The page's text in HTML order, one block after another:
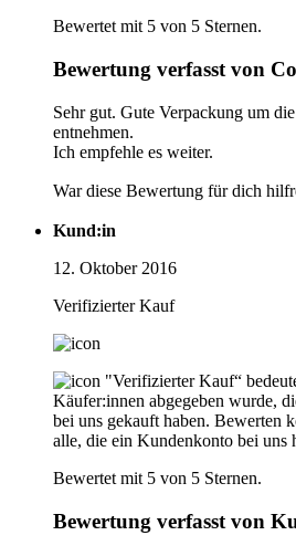
Bewertet mit 5 von 5 Sternen.
Bewertung verfasst von
Sehr gut. Gute Verpackung um
entnehmen.
Ich empfehle es weiter.
War diese Bewertung für dich
Kund:in
12. Oktober 2016
Verifizierter Kauf
"Verifizierter Kauf“
Käufer:innen abgegeben wurde,
bei uns gekauft haben. Bewerten
alle, die ein Kundenkonto bei uns
Bewertet mit 5 von 5 Sternen.
Bewertung verfasst von